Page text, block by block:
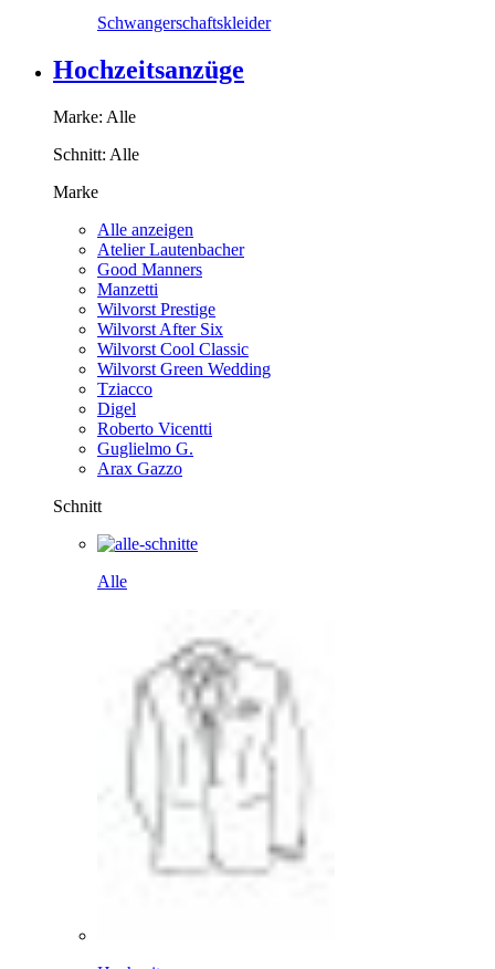
Schwangerschaftskleider
Hochzeitsanzüge
Marke: Alle
Schnitt: Alle
Marke
Alle anzeigen
Atelier Lautenbacher
Good Manners
Manzetti
Wilvorst Prestige
Wilvorst After Six
Wilvorst Cool Classic
Wilvorst Green Wedding
Tziacco
Digel
Roberto Vicentti
Guglielmo G.
Arax Gazzo
Schnitt
Alle